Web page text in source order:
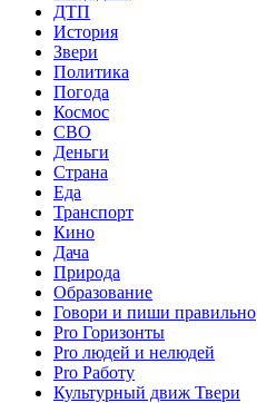
ДТП
История
Звери
Политика
Погода
Космос
СВО
Деньги
Страна
Еда
Транспорт
Кино
Дача
Природа
Образование
Говори и пиши правильно
Pro Горизонты
Pro людей и нелюдей
Pro Работу
Культурный движ Твери